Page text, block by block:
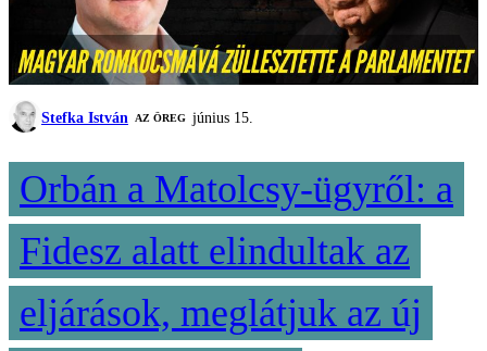
Stefka István AZ ÖREG június 15.
Orbán a Matolcsy-ügyről: a
Fidesz alatt elindultak az
eljárások, meglátjuk az új